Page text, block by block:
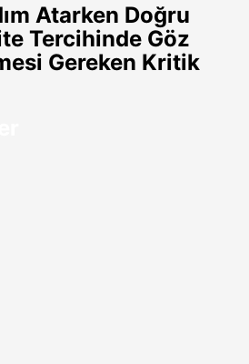
Atarken Doğru
Tercihinde Göz
Gereken Kritik